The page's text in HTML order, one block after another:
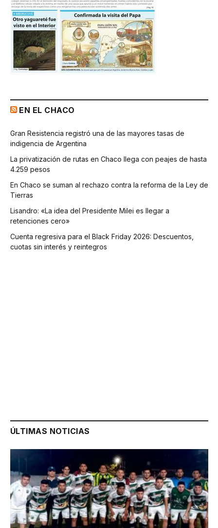
EN EL CHACO
Gran Resistencia registró una de las mayores tasas de
indigencia de Argentina
La privatización de rutas en Chaco llega con peajes de hasta
4.259 pesos
En Chaco se suman al rechazo contra la reforma de la Ley de
Tierras
Lisandro: «La idea del Presidente Milei es llegar a
retenciones cero»
Cuenta regresiva para el Black Friday 2026: Descuentos,
cuotas sin interés y reintegros
ÚLTIMAS NOTICIAS